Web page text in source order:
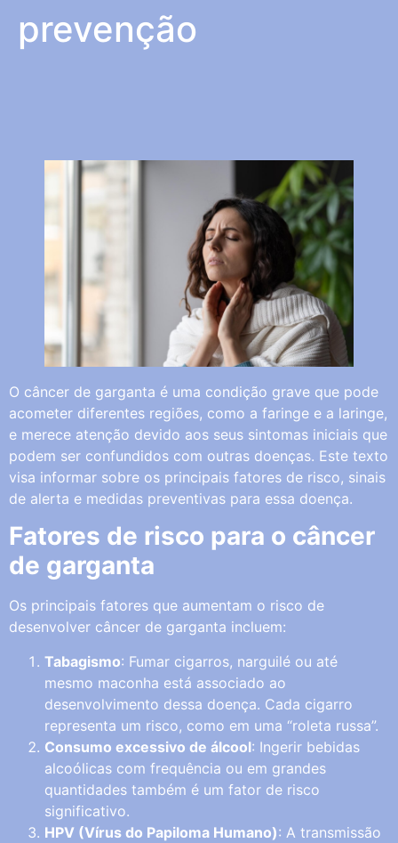
prevenção
O câncer de garganta é uma condição grave que pode
acometer diferentes regiões, como a faringe e a laringe,
e merece atenção devido aos seus sintomas iniciais que
podem ser confundidos com outras doenças. Este texto
visa informar sobre os principais fatores de risco, sinais
de alerta e medidas preventivas para essa doença.
Fatores de risco para o câncer
de garganta
Os principais fatores que aumentam o risco de
desenvolver câncer de garganta incluem:
Tabagismo: Fumar cigarros, narguilé ou até
mesmo maconha está associado ao
desenvolvimento dessa doença. Cada cigarro
representa um risco, como em uma “roleta russa”.
Consumo excessivo de álcool: Ingerir bebidas
alcoólicas com frequência ou em grandes
quantidades também é um fator de risco
significativo.
HPV (Vírus do Papiloma Humano): A transmissão